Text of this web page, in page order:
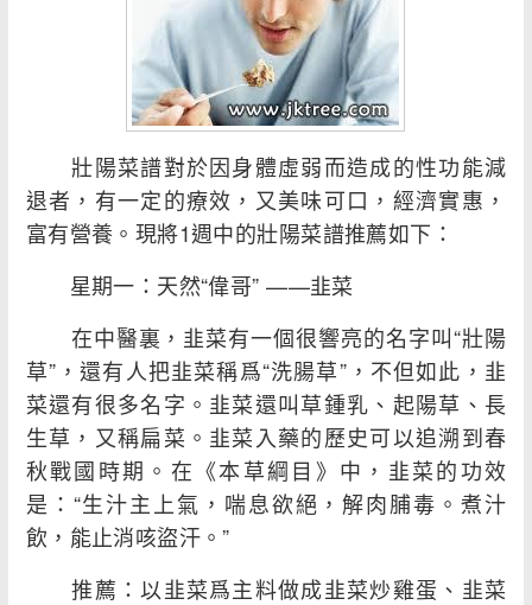
壯陽菜譜對於因身體虛弱而造成的性功能減
退者，有一定的療效，又美味可口，經濟實惠，
富有營養。現將1週中的壯陽菜譜推薦如下：
星期一：天然“偉哥” ——韭菜
在中醫裏，韭菜有一個很響亮的名字叫“壯陽
草”，還有人把韭菜稱爲“洗腸草”，不但如此，韭
菜還有很多名字。韭菜還叫草鍾乳、起陽草、長
生草，又稱扁菜。韭菜入藥的歷史可以追溯到春
秋戰國時期。在《本草綱目》中，韭菜的功效
是：“生汁主上氣，喘息欲絕，解肉脯毒。煮汁
飲，能止消咳盜汗。”
推薦：以韭菜爲主料做成韭菜炒雞蛋、韭菜